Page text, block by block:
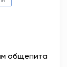
общепита